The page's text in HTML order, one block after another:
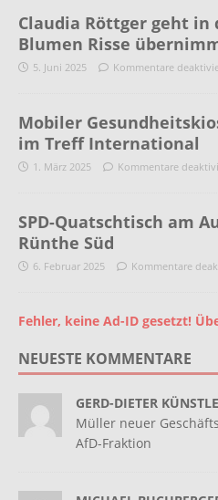
Claudia Röttger geht in
Blumen Risse
5. Juni 2025 Kommentare
Mobiler
im Treff International
1. März 2025 Kommentare
SPD-Quatschtisch am
Rünthe Süd
6. Februar 2025 Kommentare
Fehler, keine Ad-ID gesetzt!
NEUESTE KOMMENTARE
GERD-DIETER
Müller neuer
AfD-Fraktion